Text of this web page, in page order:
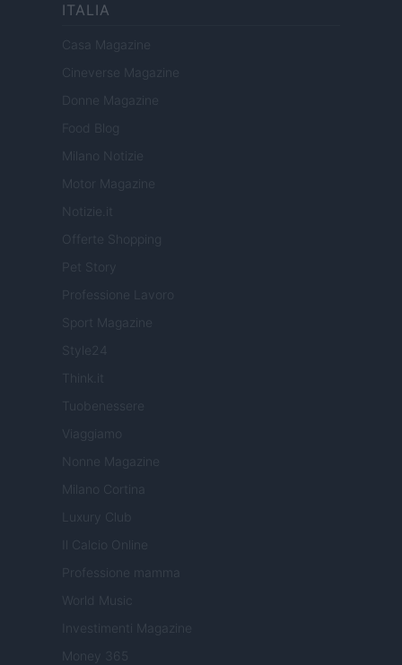
ITALIA
Casa Magazine
Cineverse Magazine
Donne Magazine
Food Blog
Milano Notizie
Motor Magazine
Notizie.it
Offerte Shopping
Pet Story
Professione Lavoro
Sport Magazine
Style24
Think.it
Tuobenessere
Viaggiamo
Nonne Magazine
Milano Cortina
Luxury Club
Il Calcio Online
Professione mamma
World Music
Investimenti Magazine
Money 365